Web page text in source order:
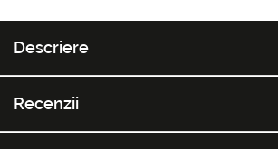
Descriere
Recenzii